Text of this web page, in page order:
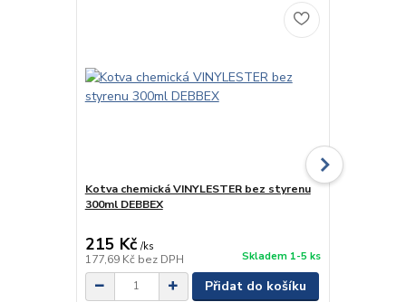
Kotva chemická VINYLESTER bez styrenu
300ml DEBBEX
215 Kč /ks
177,69 Kč bez DPH Skladem 1-5 ks
Přidat do košíku